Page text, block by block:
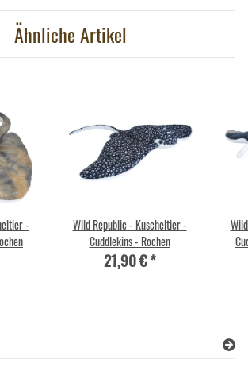
Ähnliche Artikel
-
Wild Republic - Kuscheltier -
Cuddlekins - Rochen
21,90 €*